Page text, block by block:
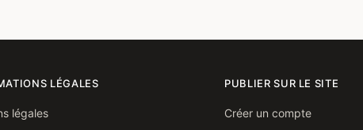
LÉGALES
légales
PUBLIER SUR LE SITE
Créer un compte